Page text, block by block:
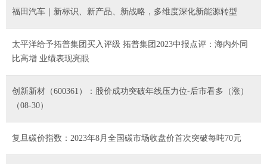
福田汽车｜新标识、新产品、新战略，多维度深化新能源转型
太平洋给予拓普集团买入评级 拓普集团2023中报点评：海内外同
比高增 业绩表现亮眼
创新新材（600361）：股价成功突破年线压力位-后市看多（涨）
（08-30）
复旦碳价指数：2023年8月全国碳市场收盘价首次突破每吨70元